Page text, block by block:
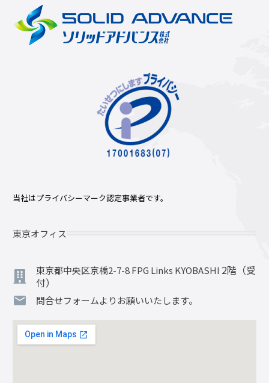
当社はプライバシーマーク認定事業者です。
東京オフィス
東京都中央区京橋2-7-8 FPG Links KYOBASHI 2階（受
付）
問合せフォームよりお願いいたします。